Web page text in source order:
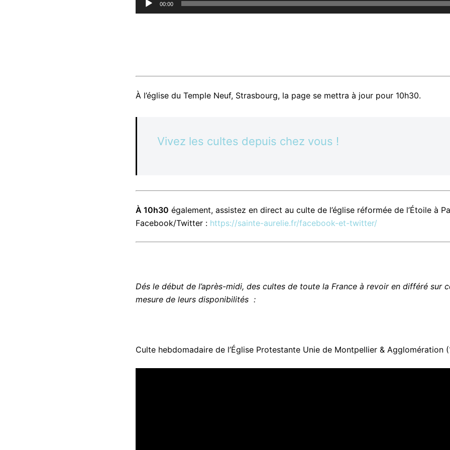
audio
00:00
À l’église du Temple Neuf, Strasbourg, la page se mettra à jour pour 10h30.
Vivez les cultes depuis chez vous !
À 10h30 également, assistez en direct au culte de l’église réformée de l’Étoile à
Facebook/Twitter : https://sainte-aurelie.fr/facebook-et-twitter/
Dés le début de l’après-midi, des cultes de toute la France à revoir en différé sur
mesure de leurs disponibilités :
Culte hebdomadaire de l’Église Protestante Unie de Montpellier & Agglomération